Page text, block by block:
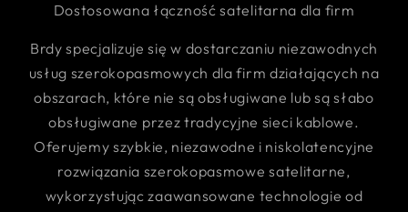
Dostosowana łączność satelitarna dla firm
Brdy specjalizuje się w dostarczaniu niezawodnych
usług szerokopasmowych dla firm działających na
obszarach, które nie są obsługiwane lub są słabo
obsługiwane przez tradycyjne sieci kablowe.
Oferujemy szybkie, niezawodne i niskolatencyjne
rozwiązania szerokopasmowe satelitarne,
wykorzystując zaawansowane technologie od